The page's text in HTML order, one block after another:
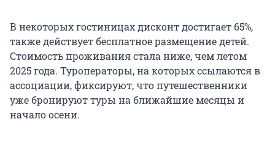
В некоторых гостиницах дисконт достигает 65%,
также действует бесплатное размещение детей.
Стоимость проживания стала ниже, чем летом
2025 года. Туроператоры, на которых ссылаются в
ассоциации, фиксируют, что путешественники
уже бронируют туры на ближайшие месяцы и
начало осени.